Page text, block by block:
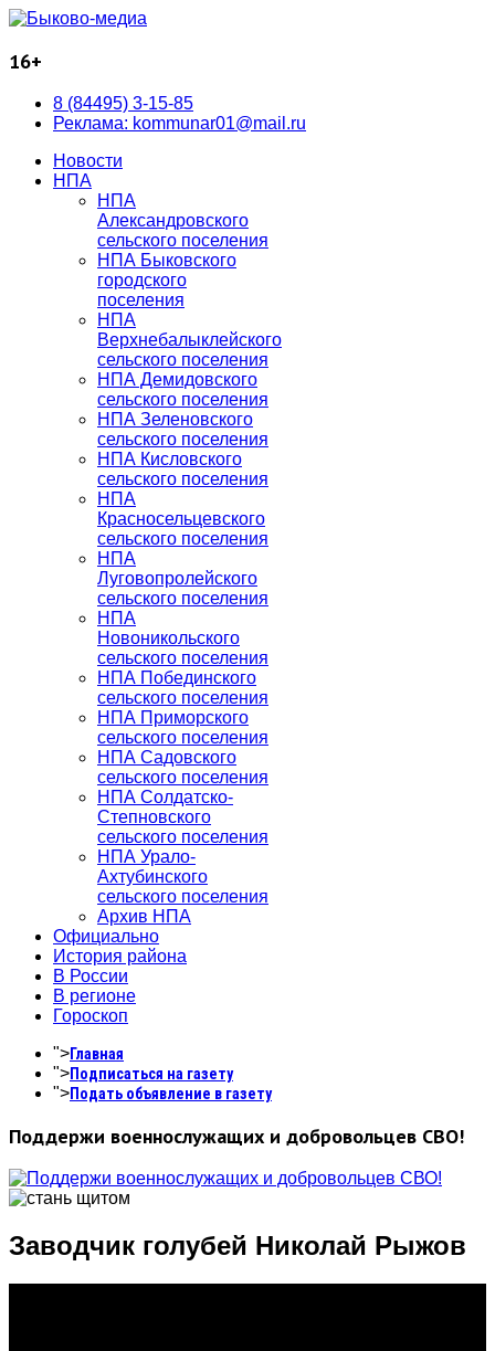
16+
8 (84495) 3-15-85
Реклама: kommunar01@mail.ru
Новости
НПА
НПА
Александровского
сельского поселения
НПА Быковского
городского
поселения
НПА
Верхнебалыклейского
сельского поселения
НПА Демидовского
сельского поселения
НПА Зеленовского
сельского поселения
НПА Кисловского
сельского поселения
НПА
Красносельцевского
сельского поселения
НПА
Луговопролейского
сельского поселения
НПА
Новоникольского
сельского поселения
НПА Побединского
сельского поселения
НПА Приморского
сельского поселения
НПА Садовского
сельского поселения
НПА Солдатско-
Степновского
сельского поселения
НПА Урало-
Ахтубинского
сельского поселения
Архив НПА
Официально
История района
В России
В регионе
Гороскоп
">Главная
">Подписаться на газету
">Подать объявление в газету
Поддержи военнослужащих и добровольцев СВО!
Заводчик голубей Николай Рыжов